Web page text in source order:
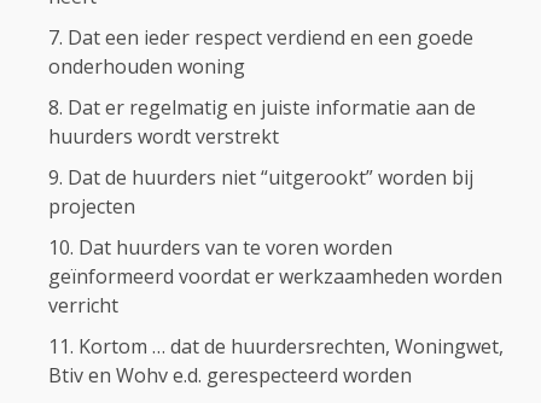
Dat een ieder respect verdiend en een goede
onderhouden woning
Dat er regelmatig en juiste informatie aan de
huurders wordt verstrekt
Dat de huurders niet “uitgerookt” worden bij
projecten
Dat huurders van te voren worden
geïnformeerd voordat er werkzaamheden worden
verricht
Kortom … dat de huurdersrechten, Woningwet,
Btiv en Wohv e.d. gerespecteerd worden